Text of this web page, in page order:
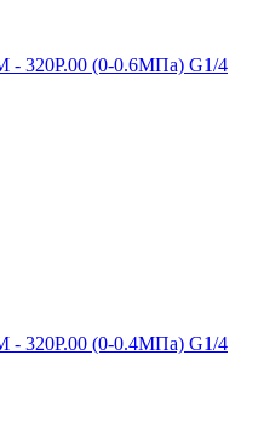
- 320Р.00 (0-0.6МПа) G1/4
- 320Р.00 (0-0.4МПа) G1/4